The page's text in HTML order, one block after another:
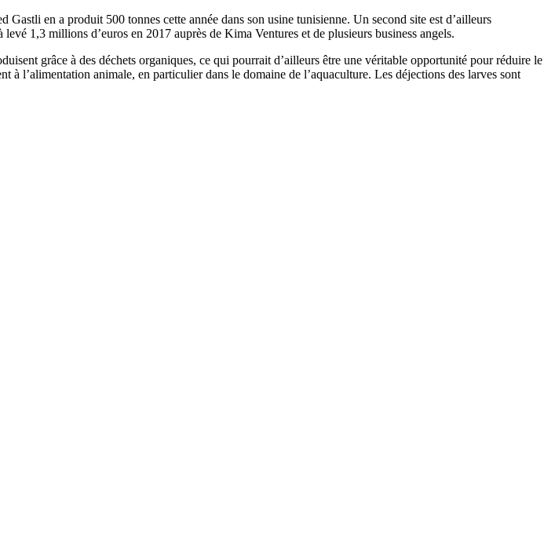
en a produit 500 tonnes cette année dans son usine tunisienne. Un second site est d’ailleurs
1,3 millions d’euros en 2017 auprès de Kima Ventures et de plusieurs business angels.
grâce à des déchets organiques, ce qui pourrait d’ailleurs être une véritable opportunité pour réduire le
à l’alimentation animale, en particulier dans le domaine de l’aquaculture. Les déjections des larves sont